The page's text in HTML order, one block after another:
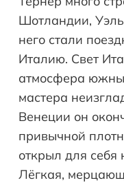
Шотландии,
него стали
Италию. Свет
атмосфера
мастера
Венеции он
привычной
открыл для себя
Лёгкая,